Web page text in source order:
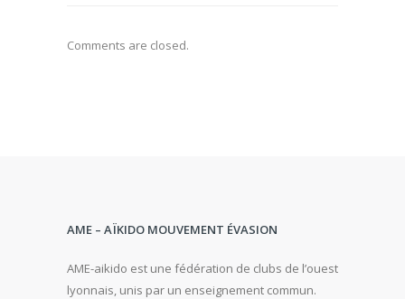
Comments are closed.
AME – AÏKIDO MOUVEMENT ÉVASION
AME-aikido est une fédération de clubs de l’ouest
lyonnais, unis par un enseignement commun.